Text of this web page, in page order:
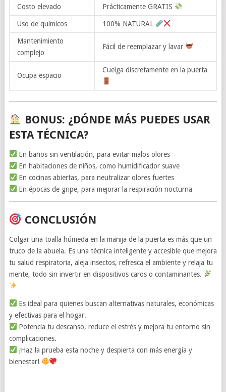
Costo elevado Prácticamente GRATIS
Uso de químicos 100% NATURAL
Mantenimiento
complejo
Fácil de reemplazar y lavar
Ocupa espacio
Cuelga discretamente en la puerta
BONUS: ¿DÓNDE MÁS PUEDES USAR
ESTA TÉCNICA?
En baños sin ventilación, para evitar malos olores
En habitaciones de niños, como humidificador suave
En cocinas abiertas, para neutralizar olores fuertes
En épocas de gripe, para mejorar la respiración nocturna
CONCLUSIÓN
Colgar una toalla húmeda en la manija de la puerta es más que un
truco de la abuela. Es una técnica inteligente y accesible que mejora
tu salud respiratoria, aleja insectos, refresca el ambiente y relaja tu
mente, todo sin invertir en dispositivos caros o contaminantes.
Es ideal para quienes buscan alternativas naturales, económicas
y efectivas para el hogar.
Potencia tu descanso, reduce el estrés y mejora tu entorno sin
complicaciones.
¡Haz la prueba esta noche y despierta con más energía y
bienestar!